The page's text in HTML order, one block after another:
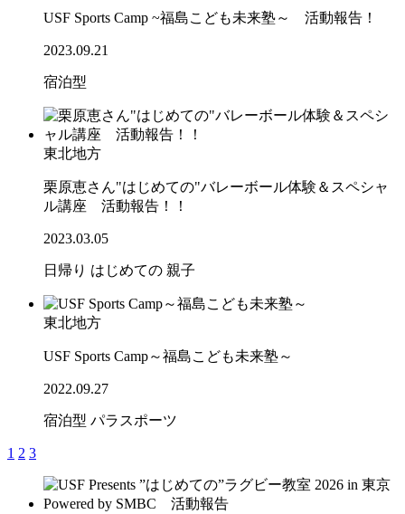
USF Sports Camp ~福島こども未来塾～ 活動報告！
2023.09.21
宿泊型
東北地方
栗原恵さん"はじめての"バレーボール体験＆スペシャ
ル講座 活動報告！！
2023.03.05
日帰り はじめての 親子
東北地方
USF Sports Camp～福島こども未来塾～
2022.09.27
宿泊型 パラスポーツ
1 2 3